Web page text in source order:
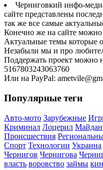
Черниговкий инфо-
сайте представлены
так же все самые
Конечно же на сайте
Актуальные темы которые
Незабыли мы и про
Поддержать проект можно
5167803243063760
Или на PayPal:
Популярные теги
Авто-мото Зарубежные
Криминал Лоцерил Майдан
Происшествия
Спорт Технологии Украина
Чернигов Чернигова
власть воровство займы